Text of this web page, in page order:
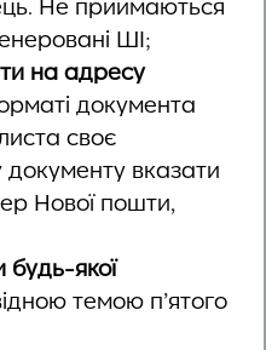
ШІ;
на адресу
документа
своє
вказати
Нової пошти,
якої
темою п’ятого